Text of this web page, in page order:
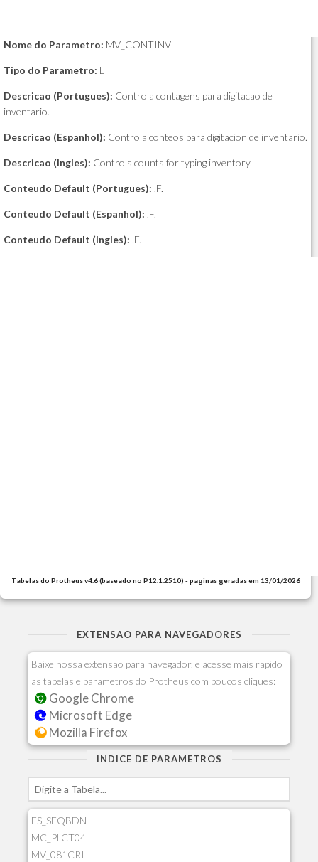
Nome do Parametro: MV_CONTINV
Tipo do Parametro: L
Descricao (Portugues): Controla contagens para digitacao de
inventario.
Descricao (Espanhol): Controla conteos para digitacion de inventario.
Descricao (Ingles): Controls counts for typing inventory.
Conteudo Default (Portugues): .F.
Conteudo Default (Espanhol): .F.
Conteudo Default (Ingles): .F.
Tabelas do Protheus v4.6 (baseado no P12.1.2510) - paginas geradas em 13/01/2026
EXTENSAO PARA NAVEGADORES
Baixe nossa extensao para navegador, e acesse mais rapido
as tabelas e parametros do Protheus com poucos cliques:
Google Chrome
Microsoft Edge
Mozilla Firefox
INDICE DE PARAMETROS
ES_SEQBDN
MC_PLCT04
MV_081CRI